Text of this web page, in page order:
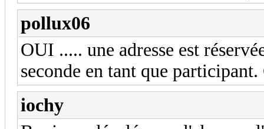
pollux06
OUI ..... une adresse est
seconde en tant que
iochy